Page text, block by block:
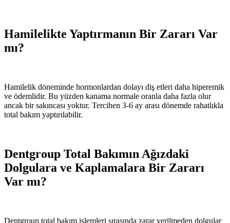
Hamilelikte Yaptırmanın Bir Zararı Var
mı?
Hamilelik döneminde hormonlardan dolayı diş etleri daha hiperemik
ve ödemlidir. Bu yüzden kanama normale oranla daha fazla olur
ancak bir sakıncası yoktur. Tercihen 3-6 ay arası dönemde rahatlıkla
total bakım yaptırılabilir.
Dentgroup Total Bakımın Ağızdaki
Dolgulara ve Kaplamalara Bir Zararı
Var mı?
Dentgroup total bakım işlemleri sırasında zarar verilmeden dolgular